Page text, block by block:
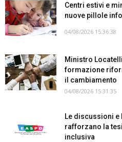
Centri estivi e
nuove pillole
04/08/2026 15:36:38
Ministro
formazione
il cambiamento
04/08/2026 15:31:35
Le discussioni e
rafforzano la
inclusiva